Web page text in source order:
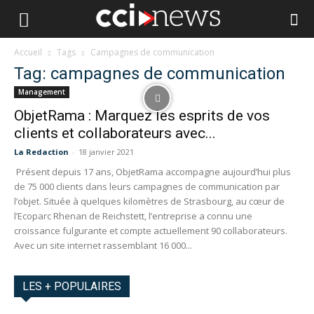
Accueil Tags Campagnes de communication
Tag: campagnes de communication
Management
ObjetRama : Marquez les esprits de vos
clients et collaborateurs avec...
La Redaction - 18 janvier 2021
Présent depuis 17 ans, ObjetRama accompagne aujourd’hui plus
de 75 000 clients dans leurs campagnes de communication par
l’objet. Située à quelques kilomètres de Strasbourg, au cœur de
l’Ecoparc Rhenan de Reichstett, l’entreprise a connu une
croissance fulgurante et compte actuellement 90 collaborateurs.
Avec un site internet rassemblant 16 000...
LES + POPULAIRES